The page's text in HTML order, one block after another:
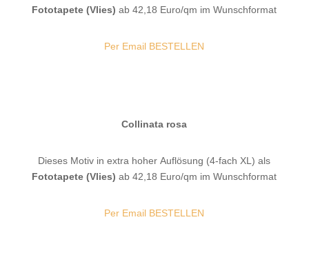
Fototapete (Vlies)ab 42,18 Euro/qm im Wunschformat
Per Email BESTELLEN
Collinata rosa
Dieses Motiv in extra hoher Auflösung (4-fach XL) als
Fototapete (Vlies)ab 42,18 Euro/qm im Wunschformat
Per Email BESTELLEN